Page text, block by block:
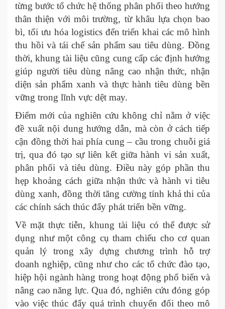
từng bước tổ chức hệ thống phân phối theo hướng
thân thiện với môi trường, từ khâu lựa chọn bao
bì, tối ưu hóa logistics đến triển khai các mô hình
thu hồi và tái chế sản phẩm sau tiêu dùng. Đồng
thời, khung tài liệu cũng cung cấp các định hướng
giúp người tiêu dùng nâng cao nhận thức, nhận
diện sản phẩm xanh và thực hành tiêu dùng bền
vững trong lĩnh vực dệt may.
Điểm mới của nghiên cứu không chỉ nằm ở việc
đề xuất nội dung hướng dẫn, mà còn ở cách tiếp
cận đồng thời hai phía cung – cầu trong chuỗi giá
trị, qua đó tạo sự liên kết giữa hành vi sản xuất,
phân phối và tiêu dùng. Điều này góp phần thu
hẹp khoảng cách giữa nhận thức và hành vi tiêu
dùng xanh, đồng thời tăng cường tính khả thi của
các chính sách thúc đẩy phát triển bền vững.
Về mặt thực tiễn, khung tài liệu có thể được sử
dụng như một công cụ tham chiếu cho cơ quan
quản lý trong xây dựng chương trình hỗ trợ
doanh nghiệp, cũng như cho các tổ chức đào tạo,
hiệp hội ngành hàng trong hoạt động phổ biến và
nâng cao năng lực. Qua đó, nghiên cứu đóng góp
vào việc thúc đẩy quá trình chuyển đổi theo mô